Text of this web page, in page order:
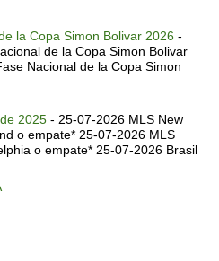
la Copa Simon Bolivar 2026 -
de la Copa Simon Bolivar
Nacional de la Copa Simon
2025 - 25-07-2026 MLS New
o empate* 25-07-2026 MLS
o empate* 25-07-2026 Brasil